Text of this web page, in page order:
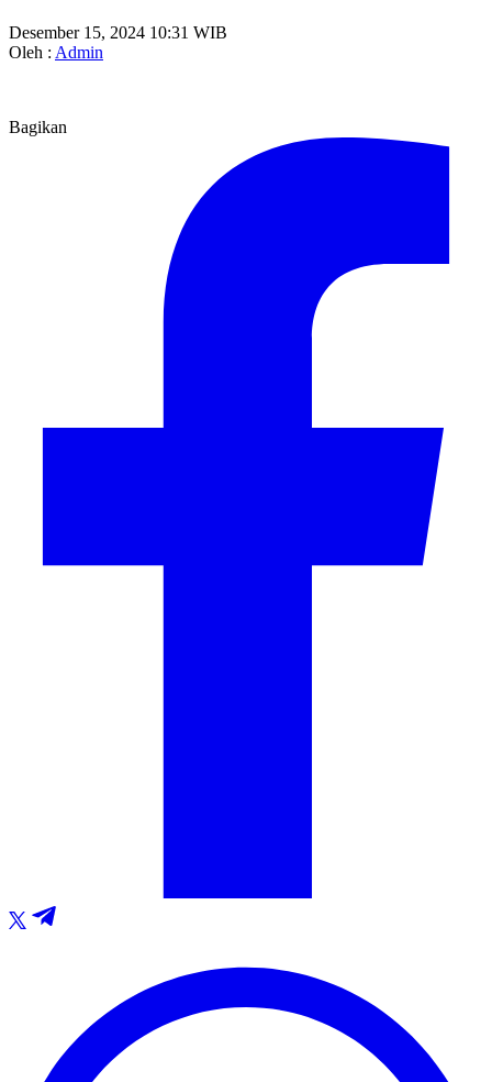
Desember 15, 2024 10:31 WIB
Oleh : Admin
Bagikan